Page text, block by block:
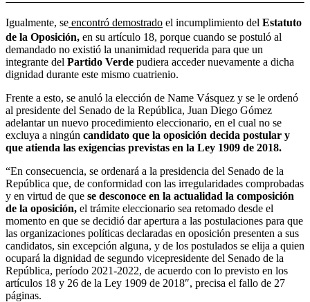
Igualmente, se encontró demostrado el incumplimiento del Estatuto
de la Oposición, en su artículo 18, porque cuando se postuló al
demandado no existió la unanimidad requerida para que un
integrante del Partido Verde pudiera acceder nuevamente a dicha
dignidad durante este mismo cuatrienio.
Frente a esto, se anuló la elección de Name Vásquez y se le ordenó
al presidente del Senado de la República, Juan Diego Gómez
adelantar un nuevo procedimiento eleccionario, en el cual no se
excluya a ningún candidato que la oposición decida postular y
que atienda las exigencias previstas en la Ley 1909 de 2018.
“En consecuencia, se ordenará a la presidencia del Senado de la
República que, de conformidad con las irregularidades comprobadas
y en virtud de que se desconoce en la actualidad la composición
de la oposición, el trámite eleccionario sea retomado desde el
momento en que se decidió dar apertura a las postulaciones para que
las organizaciones políticas declaradas en oposición presenten a sus
candidatos, sin excepción alguna, y de los postulados se elija a quien
ocupará la dignidad de segundo vicepresidente del Senado de la
República, período 2021-2022, de acuerdo con lo previsto en los
artículos 18 y 26 de la Ley 1909 de 2018″, precisa el fallo de 27
páginas.